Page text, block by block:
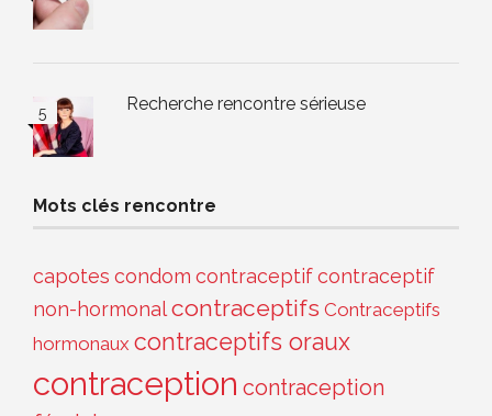
Recherche rencontre sérieuse
Mots clés rencontre
capotes condom contraceptifcontraceptif
non-hormonalcontraceptifs Contraceptifs
hormonaux contraceptifs oraux
contraception contraception